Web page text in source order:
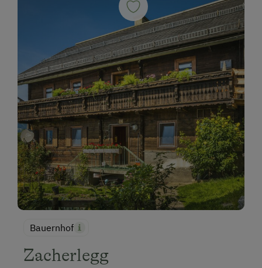
Bauernhof
Zacherlegg